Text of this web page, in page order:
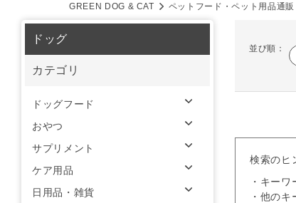
GREEN DOG & CAT ペットフード・ペット用品通販
並び順：
検索のヒ
・キー
・他の
ドッグ
カテゴリ
ドッグフード
おやつ
サプリメント
ケア用品
日用品・雑貨